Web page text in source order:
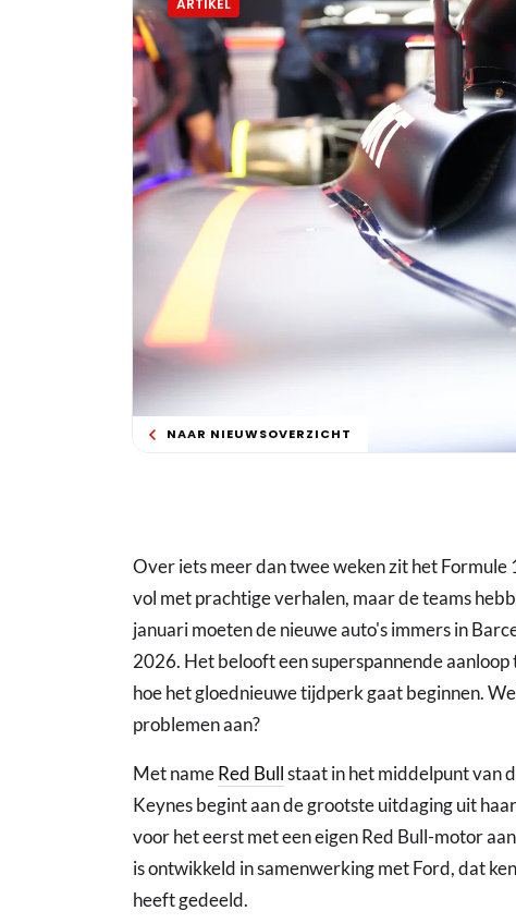
ARTIKEL
NAAR NIEUWSOVERZICHT
Over iets meer dan twee weken zit het
vol met prachtige verhalen, maar de teams
januari moeten de nieuwe auto's immers in
2026. Het belooft een superspannende
hoe het gloednieuwe tijdperk gaat beginnen.
problemen aan?
Met nameRed Bullstaat in het middelpunt van
Keynes begint aan de grootste uitdaging uit
voor het eerst met een eigen Red Bull-motor
is ontwikkeld in samenwerking met Ford, dat
heeft gedeeld.